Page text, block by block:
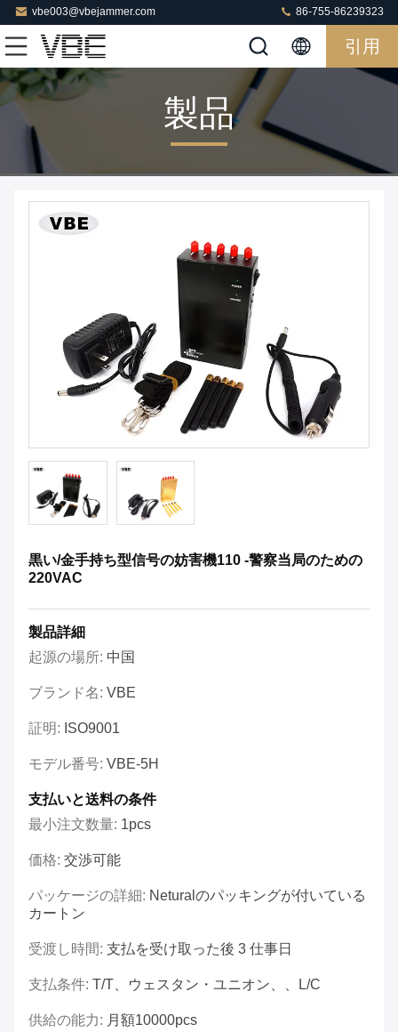
vbe003@vbejammer.com 86-755-86239323
引用
製品
黒い/金手持ち型信号の妨害機110 -警察当局のための
220VAC
製品詳細
起源の場所: 中国
ブランド名: VBE
証明: ISO9001
モデル番号: VBE-5H
支払いと送料の条件
最小注文数量: 1pcs
価格: 交渉可能
パッケージの詳細: Neturalのパッキングが付いている
カートン
受渡し時間: 支払を受け取った後 3 仕事日
支払条件: T/T、ウェスタン・ユニオン、、L/C
供給の能力: 月額10000pcs